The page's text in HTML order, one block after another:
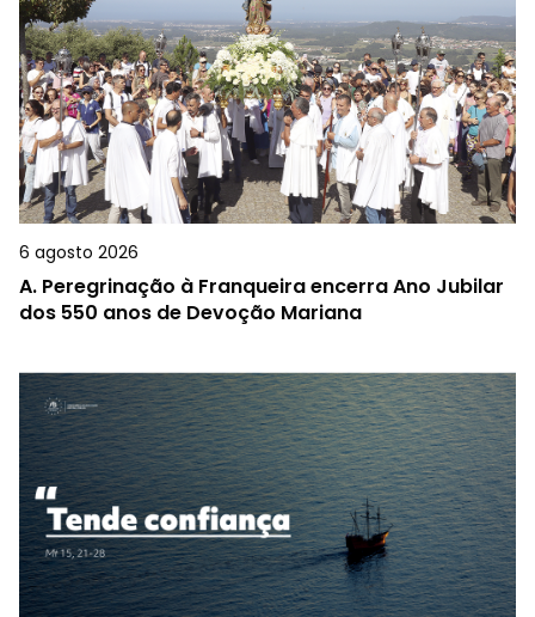
6 agosto 2026
A. Peregrinação à Franqueira encerra Ano Jubilar
dos 550 anos de Devoção Mariana